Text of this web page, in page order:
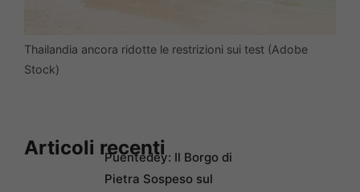
Thailandia ancora ridotte le restrizioni sui test (Adobe
Stock)
Articoli recentiPuentedey: Il Borgo di
Pietra Sospeso sul